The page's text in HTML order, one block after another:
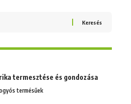
termesztése és gondozása
termésűek